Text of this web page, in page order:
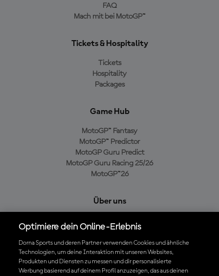
FAQ
Mach mit bei MotoGP™
Tickets & Hospitality
Tickets
Hospitality
Packages
Game Hub
MotoGP™ Fantasy
MotoGP™ Predictor
MotoGP Guru Predict
MotoGP Guru Racing 25/26
MotoGP™26
Über uns
Cookie-Richtlinien
Geschäftsbedingungen
Datenschutzrichtlinien
Kaufrichtlinie
Optimiere dein Online-Erlebnis
Dorna Sports und deren Partner verwenden Cookies und ähnliche
Technologien, um deine Interaktion mit unseren Websites,
Produkten und Diensten zu messen und dir personalisierte
Werbung basierend auf deinem Profil anzuzeigen, das aus deinen